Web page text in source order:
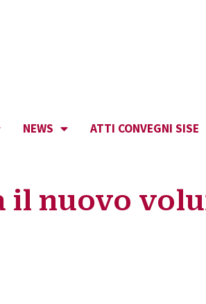
NEWS ATTI CONVEGNI SISE
il nuovo